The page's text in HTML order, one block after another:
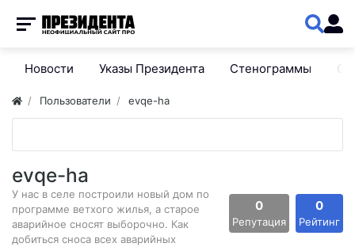
Новости Указы Президента Стенограммы
Пользователи evqe-ha
evqe-ha
У нас в селе построили новый дом по
программе ветхого жилья, а старое
аварийное сносят выборочно. Как
добиться сноса всех аварийных
0
Репутация
0
Рейтинг